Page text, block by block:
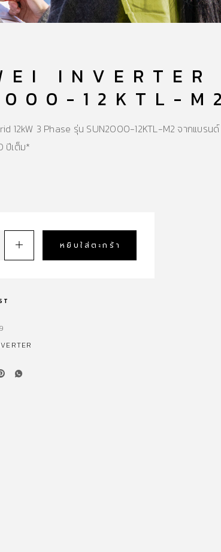
INVERTER
12KTL-M2
12kW 3 Phase รุ่น SUN2000-12KTL-M2 จากแบรน
ปีเต็ม*
หยิบใส่ตะกร้า